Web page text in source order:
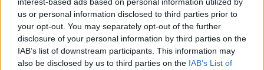
us or personal information disclosed to third parties prior to
your opt-out. You may separately opt-out of the further
disclosure of your personal information by third parties on the
IAB’s list of downstream participants. This information may
also be disclosed by us to third parties on the IAB’s List of